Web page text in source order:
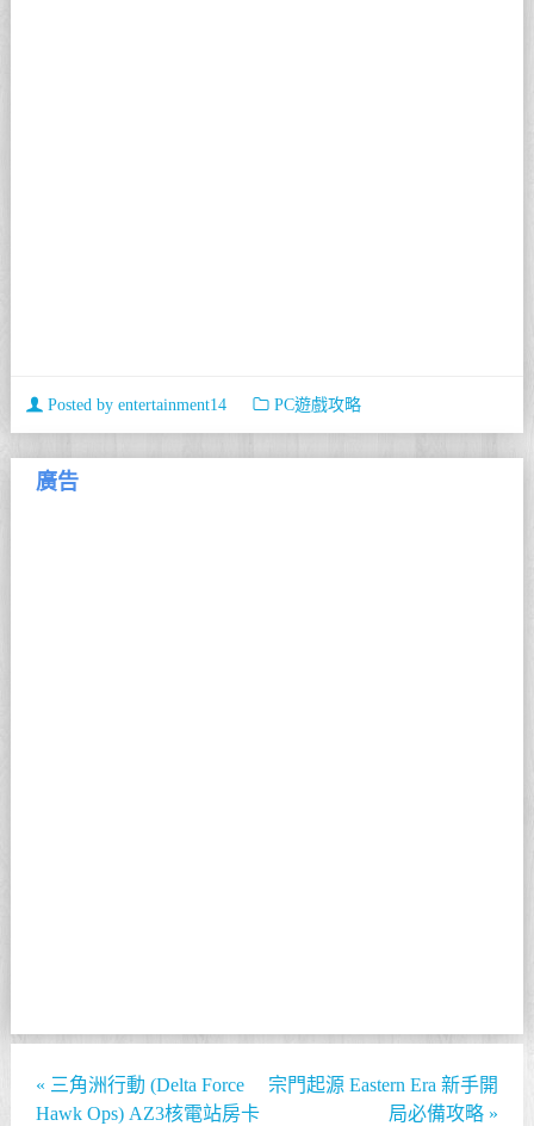
Posted by entertainment14 PC遊戲攻略
廣告
« 三角洲行動 (Delta Force
Hawk Ops) AZ3核電站房卡
宗門起源 Eastern Era 新手開
局必備攻略 »